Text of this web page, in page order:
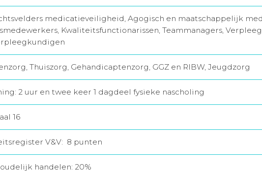
medicatieveiligheid, Agogisch en maatschappelijk
Kwaliteitsfunctionarissen, Teammanagers,
Thuiszorg, Gehandicaptenzorg, GGZ en RIBW, Jeugdzorg
2 uur en twee keer 1 dagdeel fysieke nascholing
16
V&V: 8 punten
handelen: 20%